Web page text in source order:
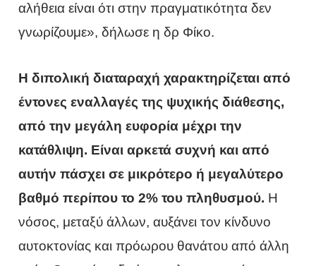
αλήθεια είναι ότι στην πραγματικότητα δεν
γνωρίζουμε», δήλωσε η δρ Φίκο.
Η διπολική διαταραχή χαρακτηρίζεται από
έντονες εναλλαγές της ψυχικής διάθεσης,
από την μεγάλη ευφορία μέχρι την
κατάθλιψη. Είναι αρκετά συχνή και από
αυτήν πάσχει σε μικρότερο ή μεγαλύτερο
βαθμό περίπου το 2% του πληθυσμού. Η
νόσος, μεταξύ άλλων, αυξάνει τον κίνδυνο
αυτοκτονίας και πρόωρου θανάτου από άλλη